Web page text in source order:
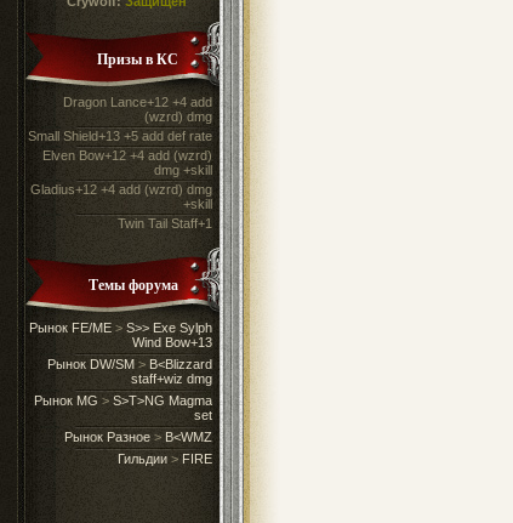
Призы в КС
Dragon Lance+12 +4 add
(wzrd) dmg
Small Shield+13 +5 add def rate
Elven Bow+12 +4 add (wzrd)
dmg +skill
Gladius+12 +4 add (wzrd) dmg
+skill
Twin Tail Staff+1
Темы форума
Рынок FE/ME > S>> Exe Sylph
Wind Bow+13
Рынок DW/SM > B<Blizzard
staff+wiz dmg
Рынок MG > S>T>NG Magma
set
Рынок Разное > B<WMZ
Гильдии > FIRE